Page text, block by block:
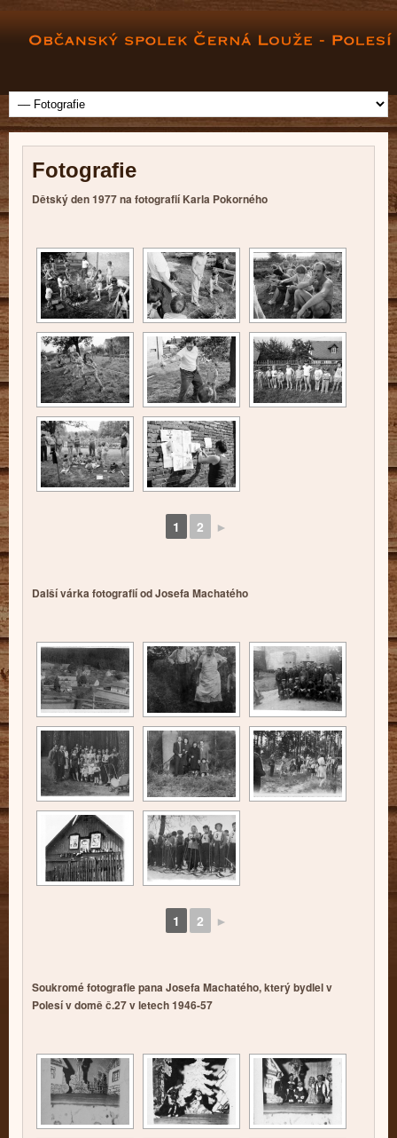
Fotografie
Dětský den 1977 na fotografií Karla Pokorného
1 2 ►
Další várka fotografií od Josefa Machatého
1 2 ►
Soukromé fotografie pana Josefa Machatého, který bydlel v
Polesí v domě č.27 v letech 1946-57